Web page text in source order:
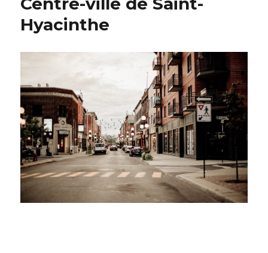
Hyacinthe